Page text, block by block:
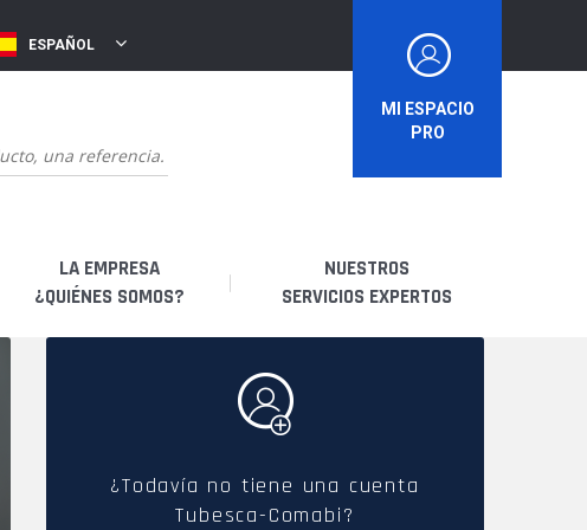
MI ESPACIO
PRO
ESPAÑOL
LA EMPRESA
¿QUIÉNES SOMOS?
NUESTROS
SERVICIOS EXPERTOS
¿Todavía no tiene una cuenta
Tubesca-Comabi?